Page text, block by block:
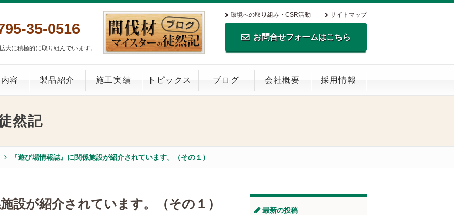
に積極的に取り組んでいます。
35-0516
環境への取り組み・CSR活動 サイトマップ
お問合せフォームはこちら
TEL.0795-35-0516 FAX.0795-35-
0269
容 製品紹介 施工実績 トピックス ブログ 会社概要 採用情報
然記
『遊び場情報誌』に関係施設が紹介されています。（その１）
設が紹介されています。（その１） 最新の投稿